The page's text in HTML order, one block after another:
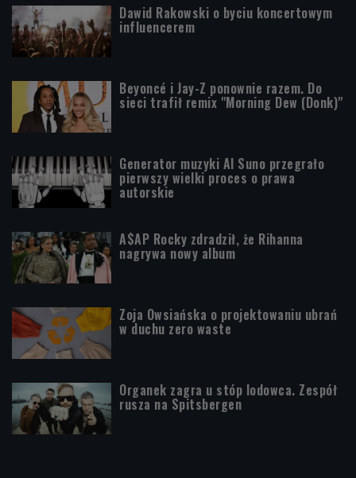
Dawid Rakowski o byciu koncertowym
influencerem
Beyoncé i Jay-Z ponownie razem. Do
sieci trafił remix "Morning Dew (Donk)"
Generator muzyki AI Suno przegrało
pierwszy wielki proces o prawa
autorskie
A$AP Rocky zdradził, że Rihanna
nagrywa nowy album
Zoja Owsiańska o projektowaniu ubrań
w duchu zero waste
Organek zagra u stóp lodowca. Zespół
rusza na Spitsbergen